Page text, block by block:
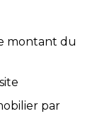
montant du
par